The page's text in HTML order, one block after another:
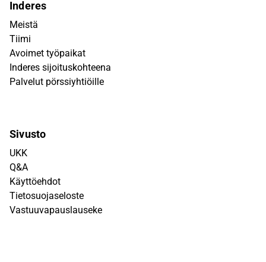
Inderes
Meistä
Tiimi
Avoimet työpaikat
Inderes sijoituskohteena
Palvelut pörssiyhtiöille
Sivusto
UKK
Q&A
Käyttöehdot
Tietosuojaseloste
Vastuuvapauslauseke